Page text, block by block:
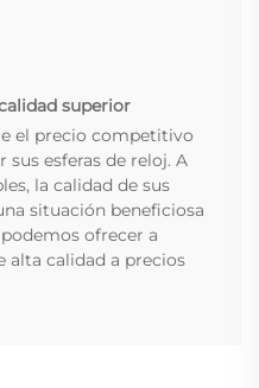
superior
el precio competitivo
esferas de reloj. A
la calidad de sus
situación beneficiosa
ofrecer a
alta calidad a precios